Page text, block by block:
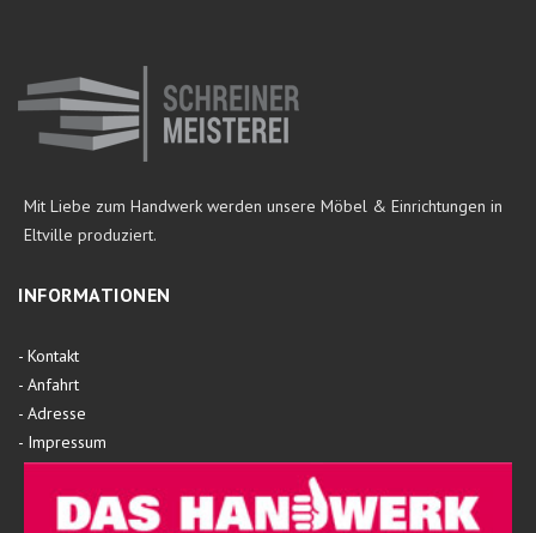
Mit Liebe zum Handwerk werden unsere Möbel & Einrichtungen in
Eltville produziert.
INFORMATIONEN
- Kontakt
- Anfahrt
- Adresse
- Impressum